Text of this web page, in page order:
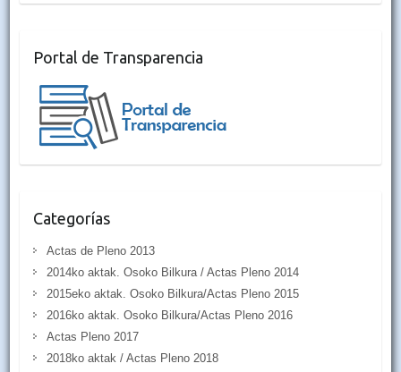
Portal de Transparencia
Categorías
Actas de Pleno 2013
2014ko aktak. Osoko Bilkura / Actas Pleno 2014
2015eko aktak. Osoko Bilkura/Actas Pleno 2015
2016ko aktak. Osoko Bilkura/Actas Pleno 2016
Actas Pleno 2017
2018ko aktak / Actas Pleno 2018